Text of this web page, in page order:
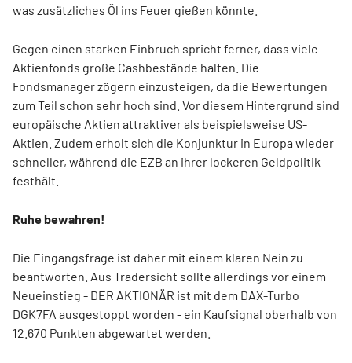
was zusätzliches Öl ins Feuer gießen könnte.
Gegen einen starken Einbruch spricht ferner, dass viele
Aktienfonds große Cashbestände halten. Die
Fondsmanager zögern einzusteigen, da die Bewertungen
zum Teil schon sehr hoch sind. Vor diesem Hintergrund sind
europäische Aktien attraktiver als beispielsweise US-
Aktien. Zudem erholt sich die Konjunktur in Europa wieder
schneller, während die EZB an ihrer lockeren Geldpolitik
festhält.
Ruhe bewahren!
Die Eingangsfrage ist daher mit einem klaren Nein zu
beantworten. Aus Tradersicht sollte allerdings vor einem
Neueinstieg - DER AKTIONÄR ist mit dem DAX-Turbo
DGK7FA ausgestoppt worden - ein Kaufsignal oberhalb von
12.670 Punkten abgewartet werden.